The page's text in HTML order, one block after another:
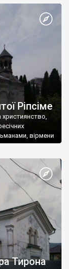
християнином.
Таврійського
Ріпсіме
християнство,
вірмени
Тирона